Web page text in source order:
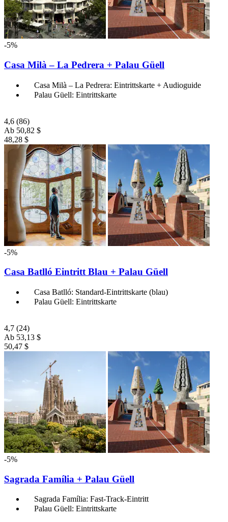
-5%
Casa Milà – La Pedrera + Palau Güell
Casa Milà – La Pedrera: Eintrittskarte + Audioguide
Palau Güell: Eintrittskarte
4,6 (86)
Ab 50,82 $
48,28 $
-5%
Casa Batlló Eintritt Blau + Palau Güell
Casa Batlló: Standard-Eintrittskarte (blau)
Palau Güell: Eintrittskarte
4,7 (24)
Ab 53,13 $
50,47 $
-5%
Sagrada Família + Palau Güell
Sagrada Família: Fast-Track-Eintritt
Palau Güell: Eintrittskarte